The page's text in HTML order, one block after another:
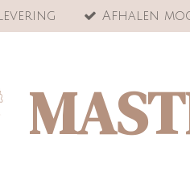
Afhalen